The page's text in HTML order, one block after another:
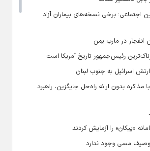
اجتماعی؛ برخی نسخه‌های بیماران آزاد
در مارب یمن
رئیس‌جمهور تاریخ آمریکا است
اسرائیل به جنوب لبنان
مذاکره بدون ارائه راه‌حل جایگزین، راهبرد
«پیکان» را آزمایش کردند
مسی وجود ندارد